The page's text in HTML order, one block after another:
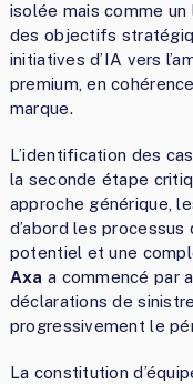
isolée mais comme
des objectifs
initiatives d’IA vers
premium, en
marque.
L’identification des
la seconde étape
approche générique,
d’abord les
potentiel et une
Axa a commencé par
déclarations de
progressivement le
La constitution